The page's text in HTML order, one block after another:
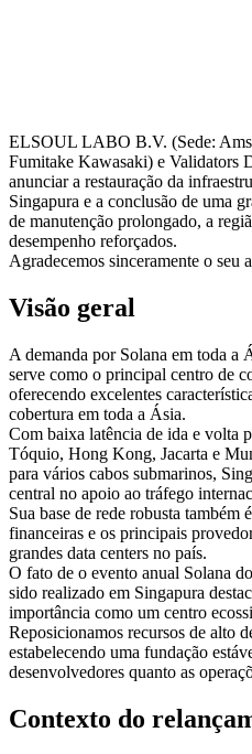
ELSOUL LABO B.V. (Sede:
Fumitake Kawasaki) e Validators
anunciar a restauração da
Singapura e a conclusão de uma
de manutenção prolongado, a
desempenho reforçados.
Agradecemos sinceramente o seu
Visão geral
A demanda por Solana em toda a
serve como o principal centro de
oferecendo excelentes
cobertura em toda a Ásia.
Com baixa latência de ida e volta
Tóquio, Hong Kong, Jacarta e
para vários cabos submarinos,
central no apoio ao tráfego
Sua base de rede robusta também
financeiras e os principais
grandes data centers no país.
O fato de o evento anual Solana
sido realizado em Singapura
importância como um centro
Reposicionamos recursos de alto
estabelecendo uma fundação
desenvolvedores quanto as
Contexto do